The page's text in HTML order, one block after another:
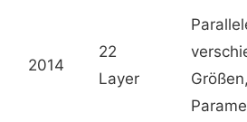
2014
22
Layer